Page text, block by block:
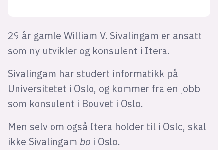
29 år gamle William V. Sivalingam er ansatt
som ny utvikler og konsulent i Itera.
Sivalingam har studert informatikk på
Universitetet i Oslo, og kommer fra en jobb
som konsulent i Bouvet i Oslo.
Men selv om også Itera holder til i Oslo, skal
ikke Sivalingam bo i Oslo.